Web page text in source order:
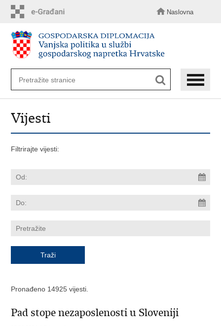
sadržaj
Naslovna
Vijesti
Filtrirajte vijesti:
Pronađeno 14925 vijesti.
Pad stope nezaposlenosti u Sloveniji